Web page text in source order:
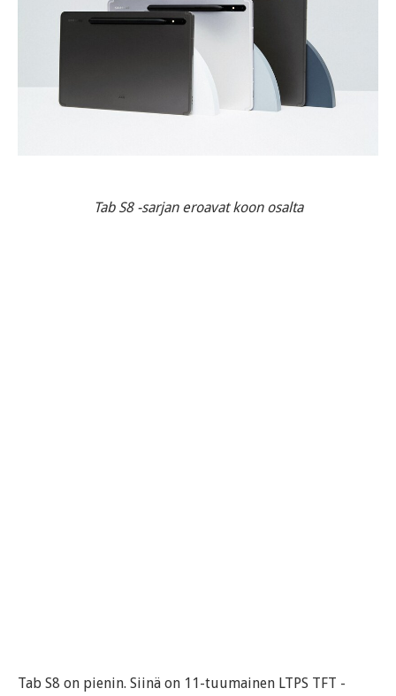
Tab S8 -sarjan eroavat koon osalta
Tab S8 on pienin. Siinä on 11-tuumainen LTPS TFT -